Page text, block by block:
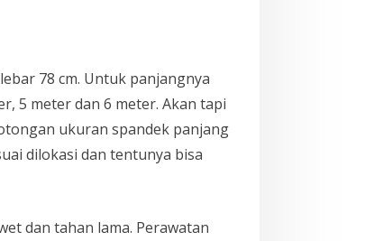
78 cm. Untuk panjangnya
5 meter dan 6 meter. Akan tapi
ukuran spandek panjang
dilokasi dan tentunya bisa
dan tahan lama. Perawatan